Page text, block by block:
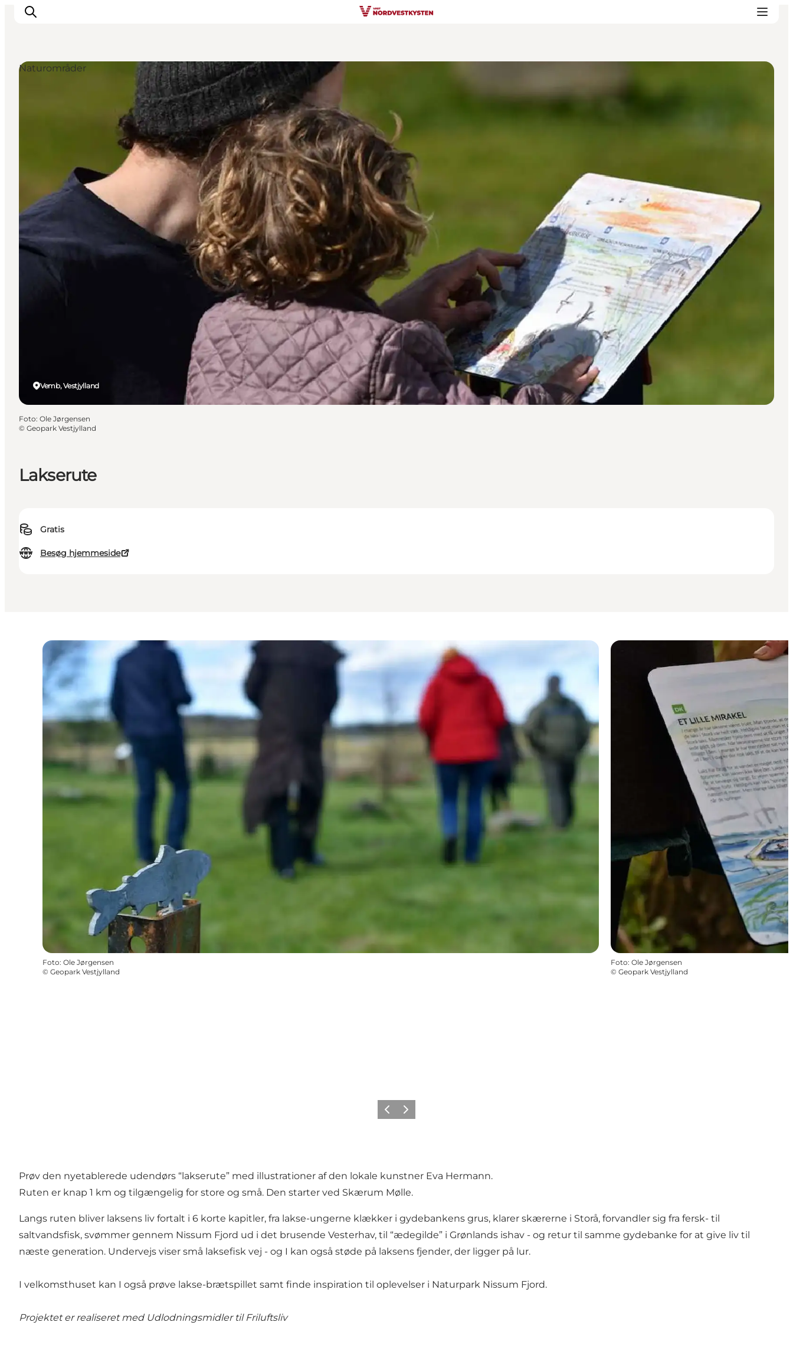
Handicapvenlig ferie
Overnatning
Planlæg din ferie
Lakserute
Gratis
Besøg hjemmeside
Vemb, Vestjylland
Naturområder
Foto: Ole Jørgensen
© Geopark Vestjylland
Foto: Ole Jørgensen
© Geopark Vestjylland
Foto: Ole Jørgensen
© Geopark Vestjylland
ForrigeNæste
Prøv den nyetablerede udendørs “lakserute” med illustrationer af den lokale kunstner Eva Hermann.
Ruten er knap 1 km og tilgængelig for store og små. Den starter ved Skærum Mølle.
Langs ruten bliver laksens liv fortalt i 6 korte kapitler, fra lakse-ungerne klækker i gydebankens grus, klarer skærerne i Storå, forvandler sig fra fersk- til
saltvandsfisk, svømmer gennem Nissum Fjord ud i det brusende Vesterhav, til “ædegilde” i Grønlands ishav - og retur til samme gydebanke for at give liv til
næste generation. Undervejs viser små laksefisk vej - og I kan også støde på laksens fjender, der ligger på lur.
I velkomsthuset kan I også prøve lakse-brætspillet samt finde inspiration til oplevelser i Naturpark Nissum Fjord.
Projektet er realiseret med Udlodningsmidler til Friluftsliv